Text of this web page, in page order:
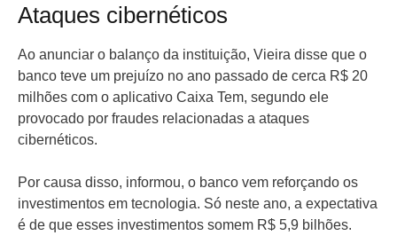
Ataques cibernéticos
Ao anunciar o balanço da instituição, Vieira disse que o
banco teve um prejuízo no ano passado de cerca R$ 20
milhões com o aplicativo Caixa Tem, segundo ele
provocado por fraudes relacionadas a ataques
cibernéticos.
Por causa disso, informou, o banco vem reforçando os
investimentos em tecnologia. Só neste ano, a expectativa
é de que esses investimentos somem R$ 5,9 bilhões.